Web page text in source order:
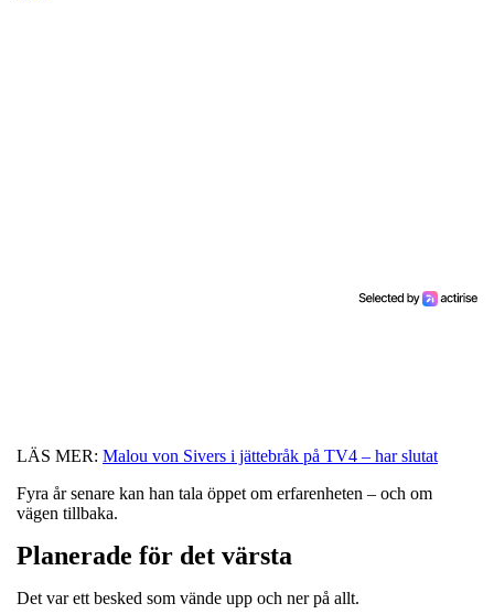
LÄS MER: Malou von Sivers i jättebråk på TV4 – har slutat
Fyra år senare kan han tala öppet om erfarenheten – och om
vägen tillbaka.
Planerade för det värsta
Det var ett besked som vände upp och ner på allt.